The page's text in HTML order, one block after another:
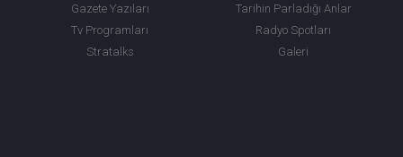
Gazete Yazıları
Tv Programları
Stratalks
Tarihin Parladığı Anlar
Radyo Spotları
Galeri